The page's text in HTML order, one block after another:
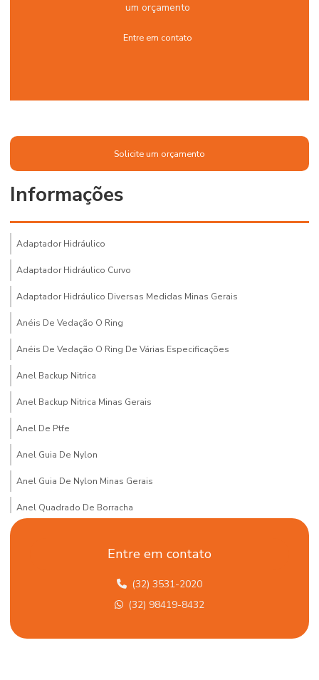
um orçamento
Entre em contato
Solicite um orçamento
Informações
Adaptador Hidráulico
Adaptador Hidráulico Curvo
Adaptador Hidráulico Diversas Medidas Minas Gerais
Anéis De Vedação O Ring
Anéis De Vedação O Ring De Várias Especificações
Anel Backup Nitrica
Anel Backup Nitrica Minas Gerais
Anel De Ptfe
Anel Guia De Nylon
Anel Guia De Nylon Minas Gerais
Anel Quadrado De Borracha
Articulação Axial Para Veículos
Assistência Técnica Para Equipamentos Hidráulicos Minas Gerais
Bomba Hidráulica
Entre em contato
(32) 3531-2020
(32) 98419-8432